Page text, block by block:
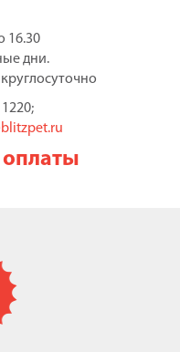
16.30
дни.
оплаты